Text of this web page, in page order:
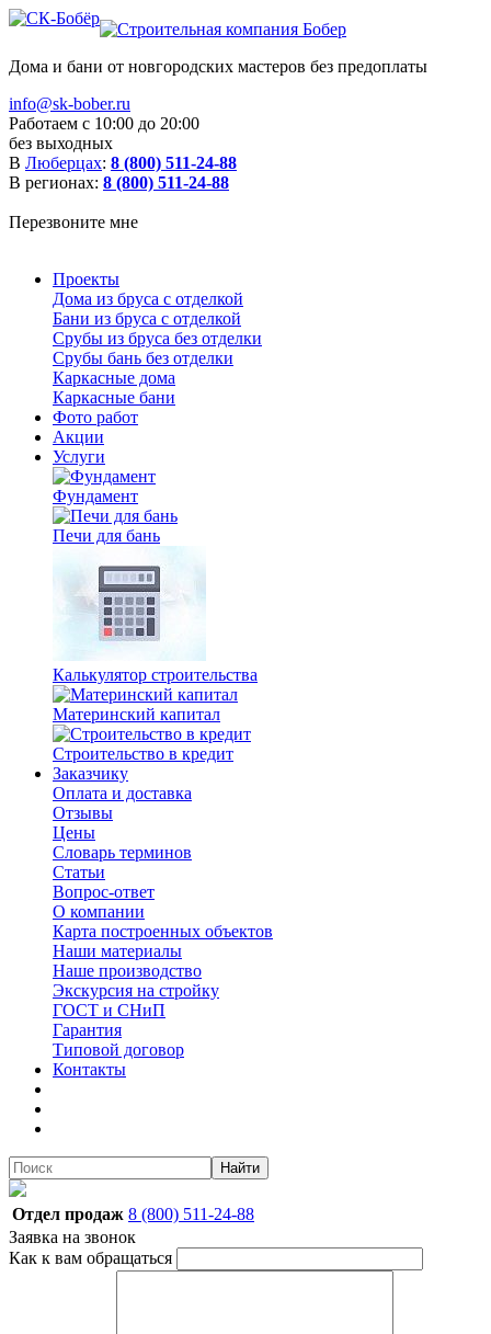
Дома и бани от новгородских мастеров без предоплаты
info@sk-bober.ru
Работаем с 10:00 до 20:00
без выходных
В Люберцах: 8 (800) 511-24-88
В регионах: 8 (800) 511-24-88
Перезвоните мне
Проекты
Дома из бруса с отделкой
Бани из бруса с отделкой
Срубы из бруса без отделки
Срубы бань без отделки
Каркасные дома
Каркасные бани
Фото работ
Акции
Услуги
Фундамент
Печи для бань
Калькулятор строительства
Материнский капитал
Строительство в кредит
Заказчику
Оплата и доставка
Отзывы
Цены
Словарь терминов
Статьи
Вопрос-ответ
О компании
Карта построенных объектов
Наши материалы
Наше производство
Экскурсия на стройку
ГОСТ и СНиП
Гарантия
Типовой договор
Контакты
Найти
Отдел продаж 8 (800) 511-24-88
Заявка на звонок
Как к вам обращаться